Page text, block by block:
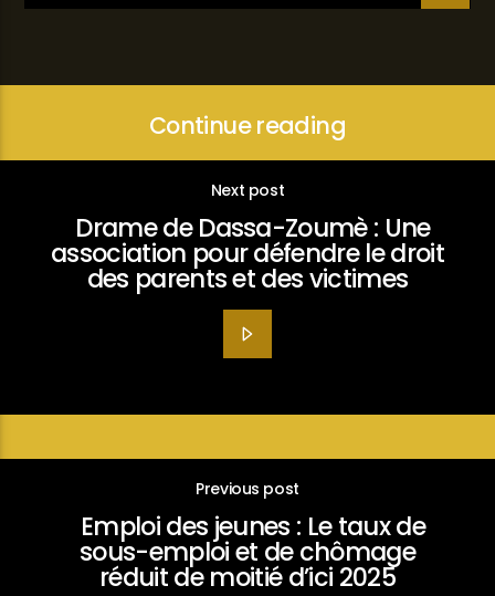
Continue reading
Next post
Drame de Dassa-Zoumè : Une
association pour défendre le droit
des parents et des victimes
Previous post
Emploi des jeunes : Le taux de
sous-emploi et de chômage
réduit de moitié d’ici 2025